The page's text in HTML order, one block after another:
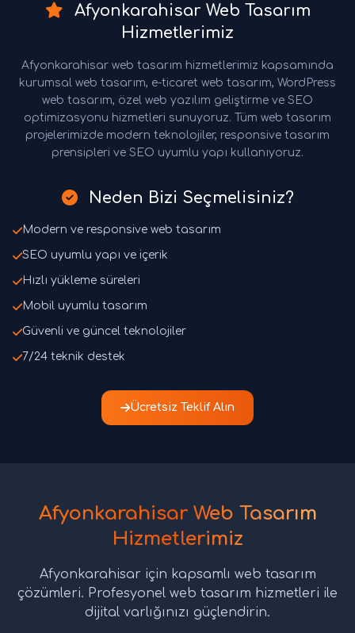
Afyonkarahisar Web Tasarım
Hizmetlerimiz
Afyonkarahisar web tasarım hizmetlerimiz kapsamında
kurumsal web tasarım, e-ticaret web tasarım, WordPress
web tasarım, özel web yazılım geliştirme ve SEO
optimizasyonu hizmetleri sunuyoruz. Tüm web tasarım
projelerimizde modern teknolojiler, responsive tasarım
prensipleri ve SEO uyumlu yapı kullanıyoruz.
Neden Bizi Seçmelisiniz?
Modern ve responsive web tasarım
SEO uyumlu yapı ve içerik
Hızlı yükleme süreleri
Mobil uyumlu tasarım
Güvenli ve güncel teknolojiler
7/24 teknik destek
Ücretsiz Teklif Alın
Afyonkarahisar Web Tasarım
Hizmetlerimiz
Afyonkarahisar için kapsamlı web tasarım
çözümleri. Profesyonel web tasarım hizmetleri ile
dijital varlığınızı güçlendirin.